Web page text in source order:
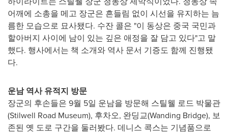
어깨에 소총을 메고 장군은 흔들림 없이 시선을 유지하는 늠
름한 모습으로 묘사됐다. 수잔 콜은 "이 동상은 중국 국민과
할아버지 사이에 남이 있는 깊은 애정을 잘 담고 있다"고 말
했다. 행사에서는 책 소개와 역사 문서 기증도 함께 진행됐
다.
운남 역사 유적지 방문
장군의 후손들은 9월 5일 운남을 방문해 스틸웰 로드 박물관
(Stilwell Road Museum), 후차오, 완딩교(Wanding Bridge), 보
존된 옛 도로 구간을 둘러봤다. 데니스 콕스는 기념품으로